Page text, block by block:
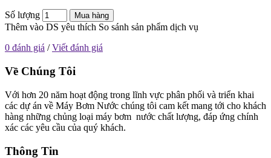
Số lượng Mua hàng
Thêm vào DS yêu thích So sánh sản phẩm dịch vụ
0 đánh giá /Viết đánh giá
Về Chúng Tôi
Với hơn 20 năm hoạt động trong lĩnh vực phân phối và triển khai
các dự án về Máy Bơm Nước chúng tôi cam kết mang tới cho khách
hàng những chủng loại máy bơm nước chất lượng, đáp ứng chính
xác các yêu cầu của quý khách.
Thông Tin